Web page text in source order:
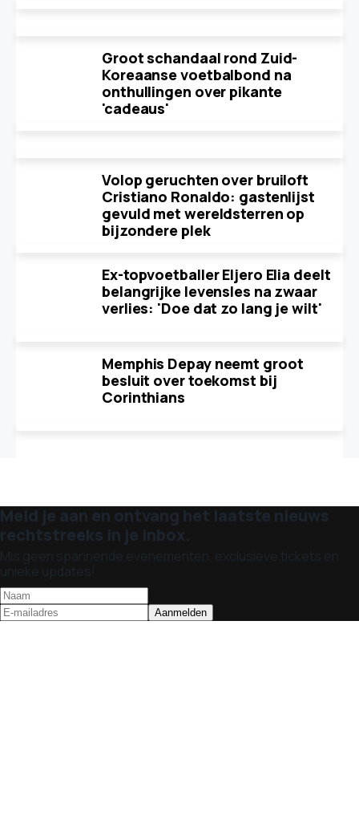
Groot schandaal rond Zuid-
Koreaanse voetbalbond na
onthullingen over pikante
'cadeaus'
Volop geruchten over bruiloft
Cristiano Ronaldo: gastenlijst
gevuld met wereldsterren op
bijzondere plek
Ex-topvoetballer Eljero Elia deelt
belangrijke levensles na zwaar
verlies: 'Doe dat zo lang je wilt'
Memphis Depay neemt groot
besluit over toekomst bij
Corinthians
Meld je aan en ontvang het laatste nieuws
rechtstreeks in je inbox.
Mis geen spannende evenementen, exclusieve tickets en
unieke updates!